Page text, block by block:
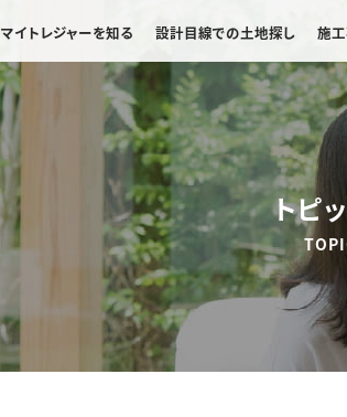
マイトレジャーを知る 設計目線での土地探し 施
トピ